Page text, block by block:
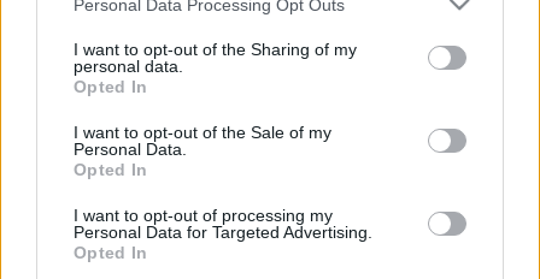
not limited to your visit or usage behaviour. You may click to
grant or deny consent to Google and its third-party tags to
use your data for below specified purposes in below Google
consent section.
Personal Data Processing Opt Outs
I want to opt-out of the Sharing of my
personal data.
Opted In
I want to opt-out of the Sale of my
Personal Data.
Opted In
I want to opt-out of processing my
Personal Data for Targeted Advertising.
Opted In
feldolgozni, a kampány csodafegyverének szánt Digitális Polgári
A FIDESZ ORSZÁGOS BUKÁSA UTÁN A MEGYEI
ÖNKORMÁNYZATOK JELENTIK A KORÁBBI
MENEDÉKÉT
2026. június. 23. 11:17
testületek vezetői befolyásukkal arányosan csökkentett
fizetést kaphatnak, ami újabb politikai cirkusznak ágyazott meg.